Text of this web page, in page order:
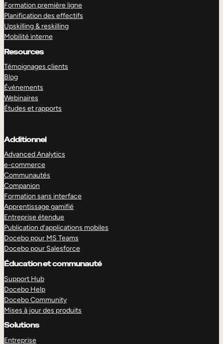
Formation première ligne
Planification des effectifs
Upskilling & reskilling
Mobilité interne
Resources
Témoignages clients
Blog
Événements
Webinaires
Études et rapports
Additionnel
Advanced Analytics
e-commerce
Communautés
Companion
Formation sans interface
Apprentissage gamifié
Entreprise étendue
Publication d’applications mobiles
Docebo pour MS Teams
Docebo pour Salesforce
Éducation et communauté
Support Hub
Docebo Help
Docebo Community
Mises à jour des produits
Solutions
Entreprise